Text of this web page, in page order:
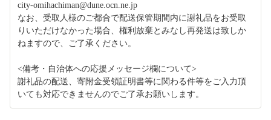
city-omihachiman@dune.ocn.ne.jp
なお、受取人様のご都合で配送保管期間内に謝礼品をお受取
りいただけなかった場合、権利放棄とみなし再発送は致しか
ねますので、ご了承ください。
<備考・自治体への応援メッセージ欄について>
謝礼品の配送、寄附金受領証明書等に関わる件等をご入力頂
いても対応できませんのでご了承お願いします。